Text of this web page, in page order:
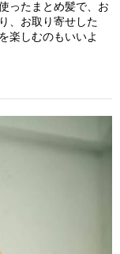
ったまとめ髪で、お
、お取り寄せした
楽しむのもいいよ